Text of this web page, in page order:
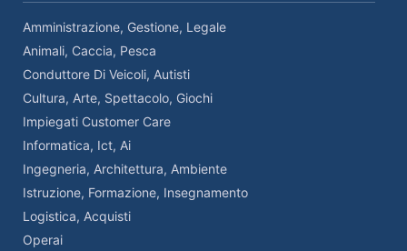
Amministrazione, Gestione, Legale
Animali, Caccia, Pesca
Conduttore Di Veicoli, Autisti
Cultura, Arte, Spettacolo, Giochi
Impiegati Customer Care
Informatica, Ict, Ai
Ingegneria, Architettura, Ambiente
Istruzione, Formazione, Insegnamento
Logistica, Acquisti
Operai